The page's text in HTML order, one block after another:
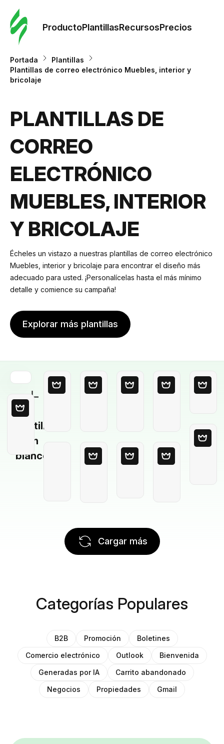
ProductoPlantillasRecursosPrecios
Portada
Plantillas
Plantillas de correo electrónico Muebles, interior y
bricolaje
PLANTILLAS DE
CORREO
ELECTRÓNICO
MUEBLES, INTERIOR
Y BRICOLAJE
Écheles un vistazo a nuestras plantillas de correo electrónico
Muebles, interior y bricolaje para encontrar el diseño más
adecuado para usted. ¡Personalícelas hasta el más mínimo
detalle y comience su campaña!
Explorar más plantillas
Plantilla
en
blanco
Cargar más
Categorías Populares
B2B Promoción
Boletines
Comercio electrónico
Outlook
Bienvenida
Generadas por IA
Carrito abandonado
Negocios
Propiedades Gmail